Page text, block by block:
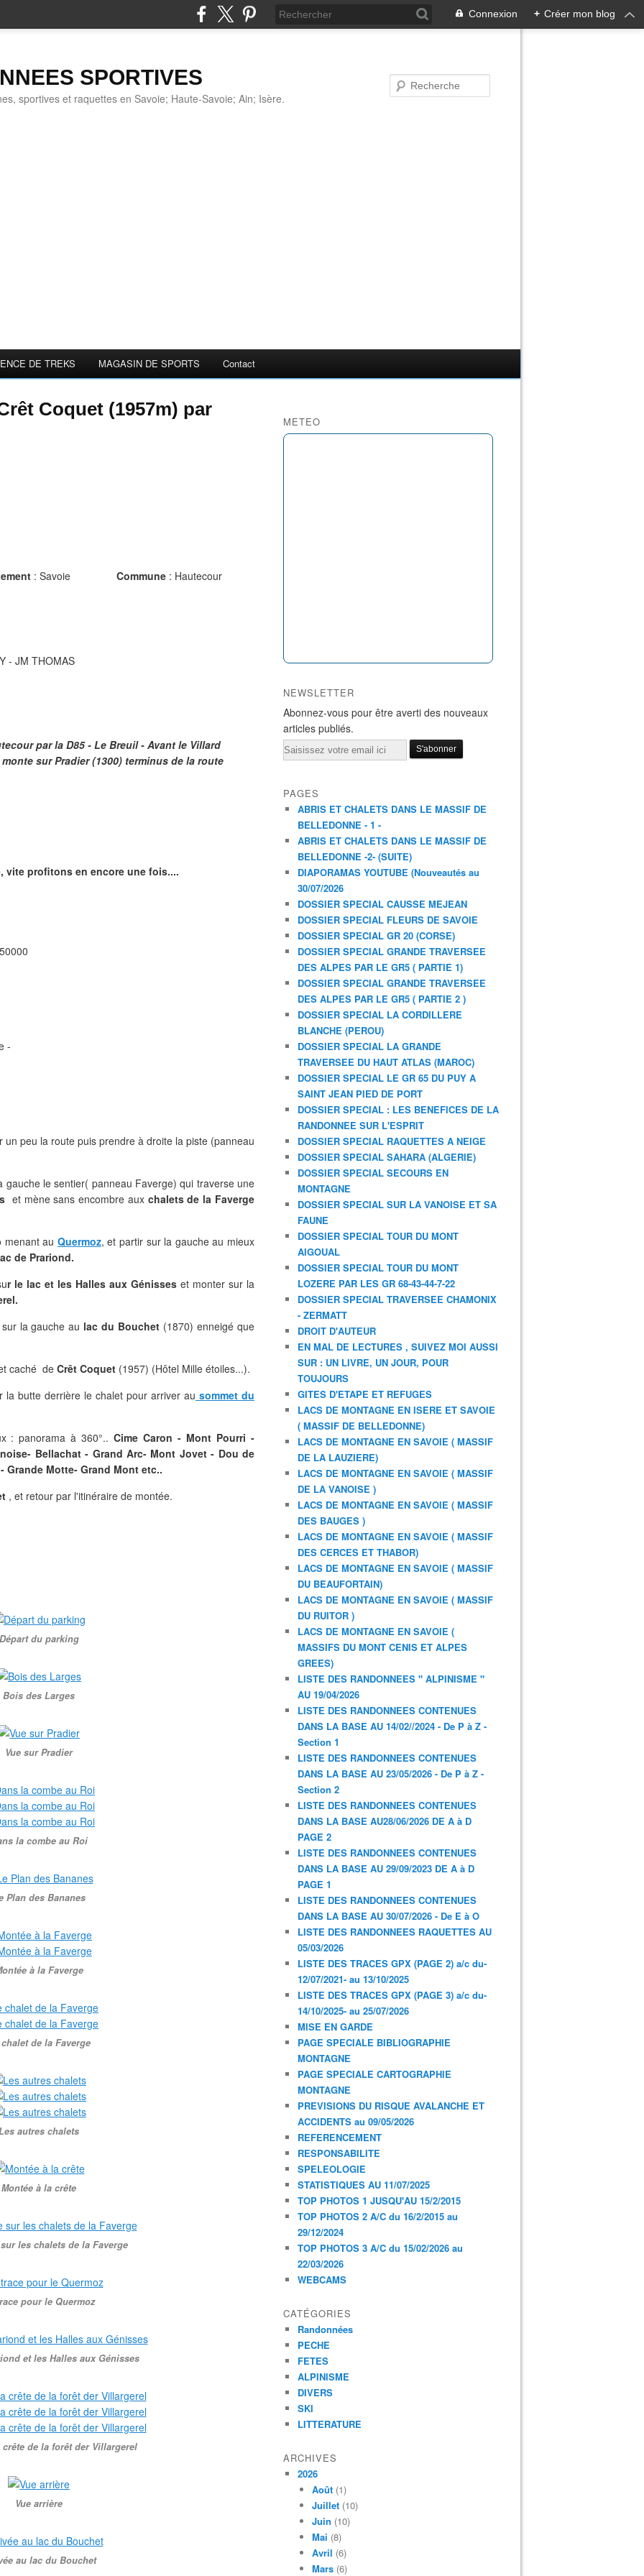
Connexion + Créer mon blog
SPORTIVES
sportives et raquettes en Savoie; Haute-Savoie; Ain; Isère.
DE TREKS MAGASIN DE SPORTS Contact
Coquet (1957m) par
: Savoie Commune : Hautecour
- JM THOMAS
par la D85 - Le Breuil - Avant le Villard
sur Pradier (1300) terminus de la route
vite profitons en encore une fois....
-
peu la route puis prendre à droite la piste (panneau
le sentier( panneau Faverge) qui traverse une
et mène sans encombre aux chalets de la Faverge
menant au Quermoz, et partir sur la gauche au mieux
de Prariond.
r le lac et les Halles aux Génisses et monter sur la
la gauche au lac du Bouchet (1870) enneigé que
caché de Crêt Coquet (1957) (Hôtel Mille étoiles...).
butte derrière le chalet pour arriver au sommet du
: panorama à 360°..Cime Caron - Mont Pourri -
Bellachat - Grand Arc- Mont Jovet - Dou de
Grande Motte- Grand Mont etc..
, et retour par l'itinéraire de montée.
du parking
Bois des Larges
Vue sur Pradier
la combe au Roi
Plan des Bananes
à la Faverge
de la Faverge
autres chalets
Montée à la crête
les chalets de la Faverge
pour le Quermoz
et les Halles aux Génisses
crête de la forêt der Villargerel
Vue arrière
au lac du Bouchet
METEO
NEWSLETTER
Abonnez-vous pour être averti des nouveaux
articles publiés.
Email
PAGES
ABRIS ET CHALETS DANS LE MASSIF DE
BELLEDONNE - 1 -
ABRIS ET CHALETS DANS LE MASSIF DE
BELLEDONNE -2- (SUITE)
DIAPORAMAS YOUTUBE (Nouveautés au
30/07/2026
DOSSIER SPECIAL CAUSSE MEJEAN
DOSSIER SPECIAL FLEURS DE SAVOIE
DOSSIER SPECIAL GR 20 (CORSE)
DOSSIER SPECIAL GRANDE TRAVERSEE
DES ALPES PAR LE GR5 ( PARTIE 1)
DOSSIER SPECIAL GRANDE TRAVERSEE
DES ALPES PAR LE GR5 ( PARTIE 2 )
DOSSIER SPECIAL LA CORDILLERE
BLANCHE (PEROU)
DOSSIER SPECIAL LA GRANDE
TRAVERSEE DU HAUT ATLAS (MAROC)
DOSSIER SPECIAL LE GR 65 DU PUY A
SAINT JEAN PIED DE PORT
DOSSIER SPECIAL : LES BENEFICES DE LA
RANDONNEE SUR L'ESPRIT
DOSSIER SPECIAL RAQUETTES A NEIGE
DOSSIER SPECIAL SAHARA (ALGERIE)
DOSSIER SPECIAL SECOURS EN
MONTAGNE
DOSSIER SPECIAL SUR LA VANOISE ET SA
FAUNE
DOSSIER SPECIAL TOUR DU MONT
AIGOUAL
DOSSIER SPECIAL TOUR DU MONT
LOZERE PAR LES GR 68-43-44-7-22
DOSSIER SPECIAL TRAVERSEE CHAMONIX
- ZERMATT
DROIT D'AUTEUR
EN MAL DE LECTURES , SUIVEZ MOI AUSSI
SUR : UN LIVRE, UN JOUR, POUR
TOUJOURS
GITES D'ETAPE ET REFUGES
LACS DE MONTAGNE EN ISERE ET SAVOIE
( MASSIF DE BELLEDONNE)
LACS DE MONTAGNE EN SAVOIE ( MASSIF
DE LA LAUZIERE)
LACS DE MONTAGNE EN SAVOIE ( MASSIF
DE LA VANOISE )
LACS DE MONTAGNE EN SAVOIE ( MASSIF
DES BAUGES )
LACS DE MONTAGNE EN SAVOIE ( MASSIF
DES CERCES ET THABOR)
LACS DE MONTAGNE EN SAVOIE ( MASSIF
DU BEAUFORTAIN)
LACS DE MONTAGNE EN SAVOIE ( MASSIF
DU RUITOR )
LACS DE MONTAGNE EN SAVOIE (
MASSIFS DU MONT CENIS ET ALPES
GREES)
LISTE DES RANDONNEES " ALPINISME "
AU 19/04/2026
LISTE DES RANDONNEES CONTENUES
DANS LA BASE AU 14/02//2024 - De P à Z -
Section 1
LISTE DES RANDONNEES CONTENUES
DANS LA BASE AU 23/05/2026 - De P à Z -
Section 2
LISTE DES RANDONNEES CONTENUES
DANS LA BASE AU28/06/2026 DE A à D
PAGE 2
LISTE DES RANDONNEES CONTENUES
DANS LA BASE AU 29/09/2023 DE A à D
PAGE 1
LISTE DES RANDONNEES CONTENUES
DANS LA BASE AU 30/07/2026 - De E à O
LISTE DES RANDONNEES RAQUETTES AU
05/03/2026
LISTE DES TRACES GPX (PAGE 2) a/c du-
12/07/2021- au 13/10/2025
LISTE DES TRACES GPX (PAGE 3) a/c du-
14/10/2025- au 25/07/2026
MISE EN GARDE
PAGE SPECIALE BIBLIOGRAPHIE
MONTAGNE
PAGE SPECIALE CARTOGRAPHIE
MONTAGNE
PREVISIONS DU RISQUE AVALANCHE ET
ACCIDENTS au 09/05/2026
REFERENCEMENT
RESPONSABILITE
SPELEOLOGIE
STATISTIQUES AU 11/07/2025
TOP PHOTOS 1 JUSQU'AU 15/2/2015
TOP PHOTOS 2 A/C du 16/2/2015 au
29/12/2024
TOP PHOTOS 3 A/C du 15/02/2026 au
22/03/2026
WEBCAMS
CATÉGORIES
Randonnées
PECHE
FETES
ALPINISME
DIVERS
SKI
LITTERATURE
ARCHIVES
2026
Août (1)
Juillet (10)
Juin (10)
Mai (8)
Avril (6)
Mars (6)